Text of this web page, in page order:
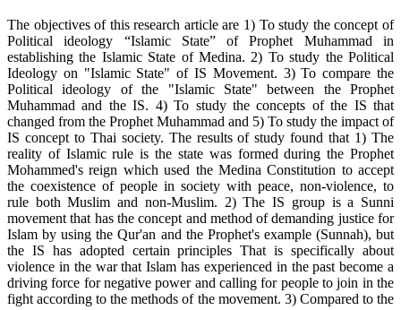
The objectives of this research article are 1) To study the concept of
Political ideology “Islamic State” of Prophet Muhammad in
establishing the Islamic State of Medina. 2) To study the Political
Ideology on "Islamic State" of IS Movement. 3) To compare the
Political ideology of the "Islamic State" between the Prophet
Muhammad and the IS. 4) To study the concepts of the IS that
changed from the Prophet Muhammad and 5) To study the impact of
IS concept to Thai society. The results of study found that 1) The
reality of Islamic rule is the state was formed during the Prophet
Mohammed's reign which used the Medina Constitution to accept
the coexistence of people in society with peace, non-violence, to
rule both Muslim and non-Muslim. 2) The IS group is a Sunni
movement that has the concept and method of demanding justice for
Islam by using the Qur'an and the Prophet's example (Sunnah), but
the IS has adopted certain principles That is specifically about
violence in the war that Islam has experienced in the past become a
driving force for negative power and calling for people to join in the
fight according to the methods of the movement. 3) Compared to the